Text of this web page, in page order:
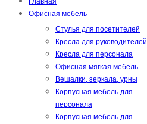
Офисная мебель
Стулья для посетителей
Кресла для руководителей
Кресла для персонала
Офисная мягкая мебель
Вешалки, зеркала, урны
Корпусная мебель для
персонала
Корпусная мебель для